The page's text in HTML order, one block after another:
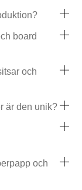
board
och
är den unik?
och